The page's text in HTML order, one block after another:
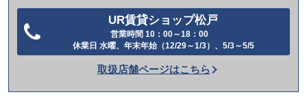
UR賃貸ショップ松戸
営業時間 10：00～18：00
休業日 水曜、年末年始（12/29～1/3）、5/3～5/5
話
か
取扱店舗ページはこちら